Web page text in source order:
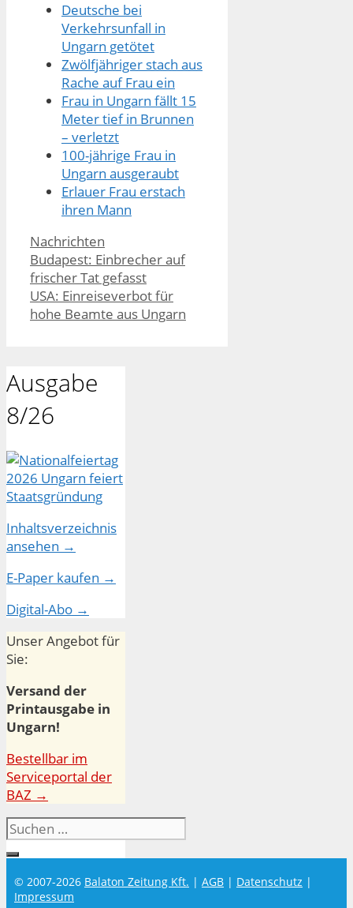
Deutsche bei
Verkehrsunfall in
Ungarn getötet
Zwölfjähriger stach aus
Rache auf Frau ein
Frau in Ungarn fällt 15
Meter tief in Brunnen
– verletzt
100-jährige Frau in
Ungarn ausgeraubt
Erlauer Frau erstach
ihren Mann
Kategorien
Nachrichten
Budapest: Einbrecher auf
frischer Tat gefasst
USA: Einreiseverbot für
hohe Beamte aus Ungarn
Ausgabe
8/26
Inhaltsverzeichnis
ansehen →
E-Paper kaufen →
Digital-Abo →
Unser Angebot für
Sie:
Versand der
Printausgabe in
Ungarn!
Bestellbar im
Serviceportal der
BAZ →
Suchen
nach:
© 2007-2026 Balaton Zeitung Kft. | AGB | Datenschutz |
Impressum